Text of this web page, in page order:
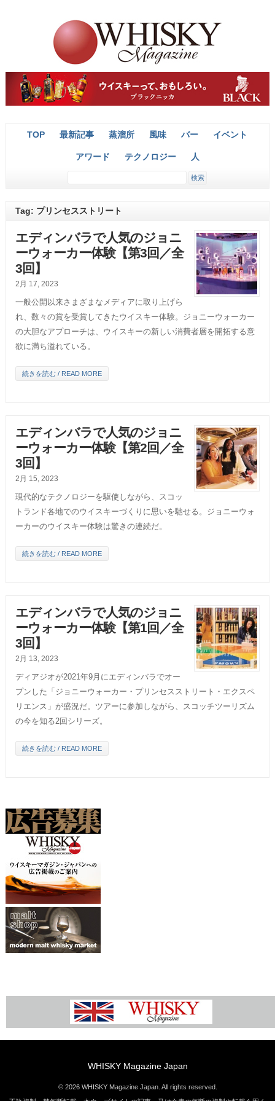
TOP 最新記事 蒸溜所 風味 バー イベント
アワード テクノロジー 人
Tag: プリンセスストリート
エディンバラで人気のジョニ
ーウォーカー体験【第3回／全
3回】
2月 17, 2023
一般公開以来さまざまなメディアに取り上げら
れ、数々の賞を受賞してきたウイスキー体験。ジョニーウォーカー
の大胆なアプローチは、ウイスキーの新しい消費者層を開拓する意
欲に満ち溢れている。
続きを読む / READ MORE
エディンバラで人気のジョニ
ーウォーカー体験【第2回／全
3回】
2月 15, 2023
現代的なテクノロジーを駆使しながら、スコッ
トランド各地でのウイスキーづくりに思いを馳せる。ジョニーウォ
ーカーのウイスキー体験は驚きの連続だ。
続きを読む / READ MORE
エディンバラで人気のジョニ
ーウォーカー体験【第1回／全
3回】
2月 13, 2023
ディアジオが2021年9月にエディンバラでオー
プンした「ジョニーウォーカー・プリンセスストリート・エクスペ
リエンス」が盛況だ。ツアーに参加しながら、スコッチツーリズム
の今を知る2回シリーズ。
続きを読む / READ MORE
WHISKY Magazine Japan
© 2026 WHISKY Magazine Japan. All rights reserved.